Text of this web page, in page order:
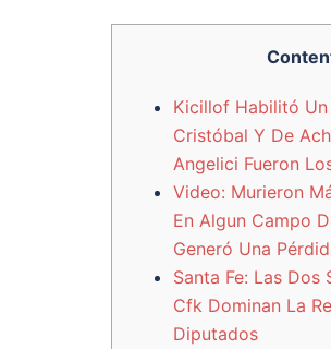
Kicillof Habilitó Un
Cristóbal Y De
Angelici Fueron
Video: Murieron
En Algun Campo
Generó Una
Santa Fe: Las Dos
Cfk Dominan La
Diputados